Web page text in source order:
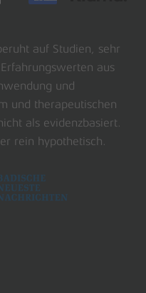
auf Studien, sehr
aus
und
und therapeutischen
als evidenzbasiert.
rein hypothetisch.